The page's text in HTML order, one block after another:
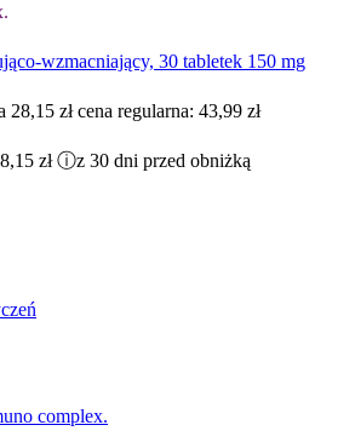
wzmacniający, 30 tabletek 150 mg
28,15 zł cena regularna: 43,99 zł
zł ⓘz 30 dni przed obniżką